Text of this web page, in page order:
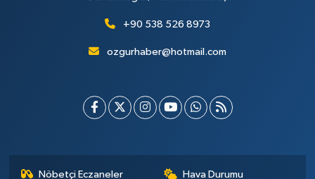
+90 538 526 8973
ozgurhaber@hotmail.com
Nöbetçi Eczaneler Hava Durumu